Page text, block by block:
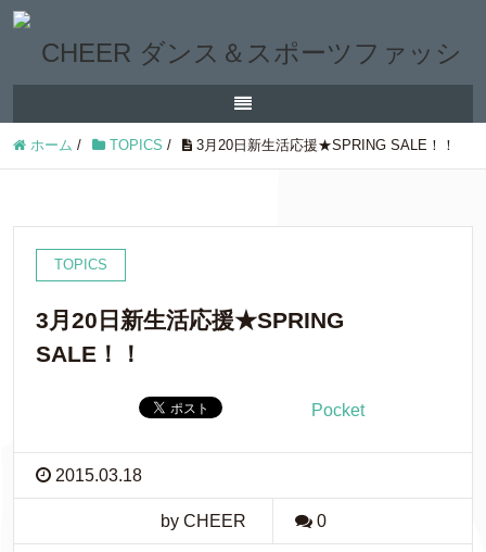
ホーム / TOPICS / 3月20日新生活応援★SPRING SALE！！
TOPICS
3月20日新生活応援★SPRING
SALE！！
Pocket
2015.03.18
by CHEER 0